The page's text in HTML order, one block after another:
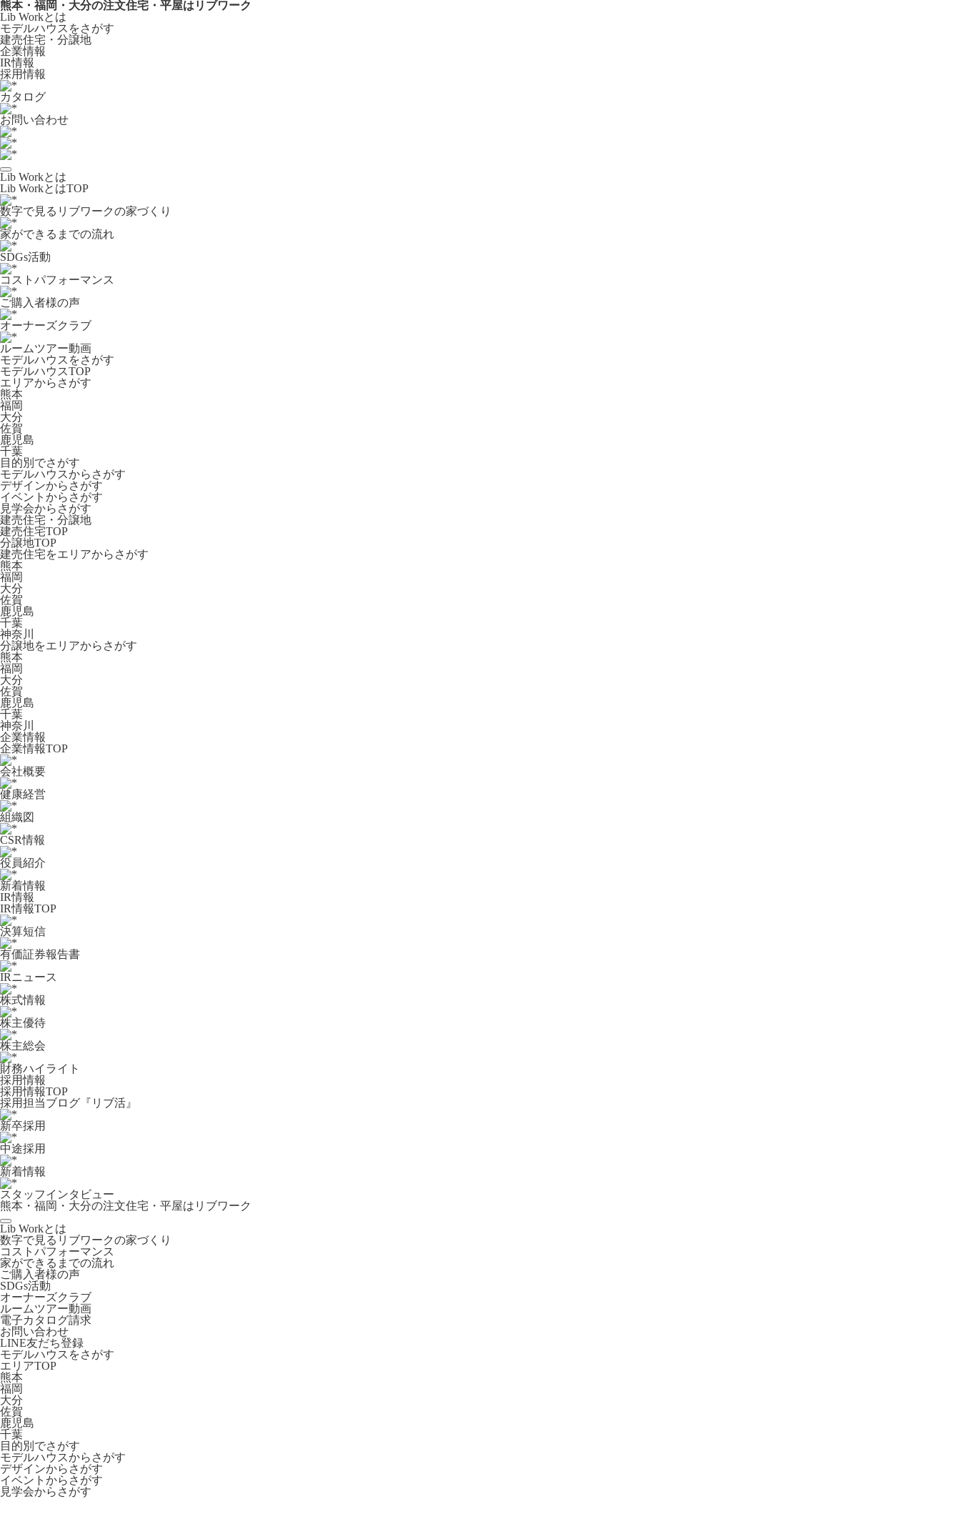
熊本・福岡・大分の注文住宅・平屋はリブワーク
Lib Workとは
モデルハウスをさがす
建売住宅・分譲地
企業情報
IR情報
採用情報
カタログ
お問い合わせ
Lib Workとは
Lib WorkとはTOP
数字で⾒るリブワークの家づくり
家ができるまでの流れ
SDGs活動
コストパフォーマンス
ご購入者様の声
オーナーズクラブ
ルームツアー動画
モデルハウスをさがす
モデルハウスTOP
エリアからさがす
熊本
福岡
大分
佐賀
鹿児島
千葉
目的別でさがす
モデルハウスからさがす
デザインからさがす
イベントからさがす
見学会からさがす
建売住宅・分譲地
建売住宅TOP
分譲地TOP
建売住宅をエリアからさがす
熊本
福岡
大分
佐賀
鹿児島
千葉
神奈川
分譲地をエリアからさがす
熊本
福岡
大分
佐賀
鹿児島
千葉
神奈川
企業情報
企業情報TOP
会社概要
健康経営
組織図
CSR情報
役員紹介
新着情報
IR情報
IR情報TOP
決算短信
有価証券報告書
IRニュース
株式情報
株主優待
株主総会
財務ハイライト
採用情報
採用情報TOP
採用担当ブログ『リブ活』
新卒採用
中途採用
新着情報
スタッフインタビュー
熊本・福岡・大分の注文住宅・平屋はリブワーク
Lib Workとは
数字で見るリブワークの家づくり
コストパフォーマンス
家ができるまでの流れ
ご購入者様の声
SDGs活動
オーナーズクラブ
ルームツアー動画
電子カタログ請求
お問い合わせ
LINE友だち登録
モデルハウスをさがす
エリアTOP
熊本
福岡
大分
佐賀
鹿児島
千葉
目的別でさがす
モデルハウスからさがす
デザインからさがす
イベントからさがす
見学会からさがす